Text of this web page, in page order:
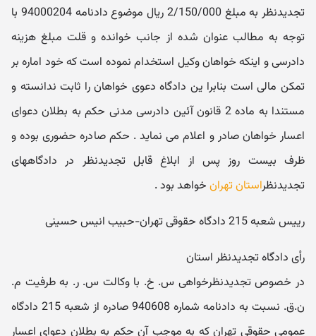
تجدیدنظر به مبلغ 2/150/000 ریال موضوع دادنامه 94000204 با
توجه به مطالب عنوان شده از جانب خوانده و قلت مبلغ هزینه
دادرسی و اینکه خواهان وکیل استخدام نموده است که خود اماره بر
تمکن مالی است بنابرا ین دادگاه دعوی خواهان را ثابت ندانسته و
مستندا به ماده 2 قانون آئین دادرسی مدنی حکم به بطلان دعوای
اعسار خواهان صادر و اعلام می نماید . حکم صادره حضوری بوده و
ظرف بیست روز پس از ابلاغ قابل تجدیدنظر در دادگاههای
تجدیدنظراستان تهران خواهد بود .
رییس شعبه 215 دادگاه حقوقی تهران-حبیب انیس حسینی
رأی دادگاه تجدیدنظر استان
در خصوص تجدیدنظرخواهی س. خ. با وکالت س. ر. به طرفیت م.
ن.ق. نسبت به دادنامه شماره 940608 صادره از شعبه 215 دادگاه
عمومی حقوقی تهران که به موجب آن حکم به بطلان دعوای اعسار